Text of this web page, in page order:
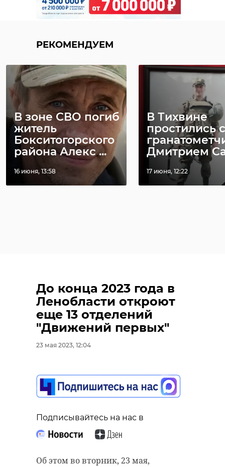
РЕКОМЕНДУЕМ
В зоне СВО погиб
житель
Бокситогорского
района Алекс ...
16 июня, 13:58
В Тихвине
простились с
Дмитрием
17 июня, 12:22
До конца 2023 года в
Ленобласти откроют
еще 13 отделений
"Движений первых"
23 мая 2023, 12:04
Подписывайтесь на нас в
Об этом во вторник, 23 мая,